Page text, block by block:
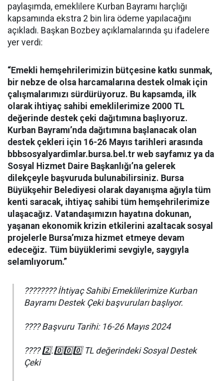
paylaşımda, emeklilere Kurban Bayramı harçlığı
kapsamında ekstra 2 bin lira ödeme yapılacağını
açıkladı. Başkan Bozbey açıklamalarında şu ifadelere
yer verdi:
“Emekli hemşehrilerimizin bütçesine katkı sunmak,
bir nebze de olsa harcamalarına destek olmak için
çalışmalarımızı sürdürüyoruz. Bu kapsamda, ilk
olarak ihtiyaç sahibi emeklilerimize 2000 TL
değerinde destek çeki dağıtımına başlıyoruz.
Kurban Bayramı’nda dağıtımına başlanacak olan
destek çekleri için 16-26 Mayıs tarihleri arasında
bbbsosyalyardimlar.bursa.bel.tr web sayfamız ya da
Sosyal Hizmet Daire Başkanlığı’na gelerek
dilekçeyle başvuruda bulunabilirsiniz. Bursa
Büyükşehir Belediyesi olarak dayanışma ağıyla tüm
kenti saracak, ihtiyaç sahibi tüm hemşehrilerimize
ulaşacağız. Vatandaşımızın hayatına dokunan,
yaşanan ekonomik krizin etkilerini azaltacak sosyal
projelerle Bursa’mıza hizmet etmeye devam
edeceğiz. Tüm büyüklerimi sevgiyle, saygıyla
selamlıyorum.”
???????? İhtiyaç Sahibi Emeklilerimize Kurban
Bayramı Destek Çeki başvuruları başlıyor.
????️ Başvuru Tarihi: 16-26 Mayıs 2024
???? 2️⃣.0️⃣0️⃣0️⃣ TL değerindeki Sosyal Destek
Çeki